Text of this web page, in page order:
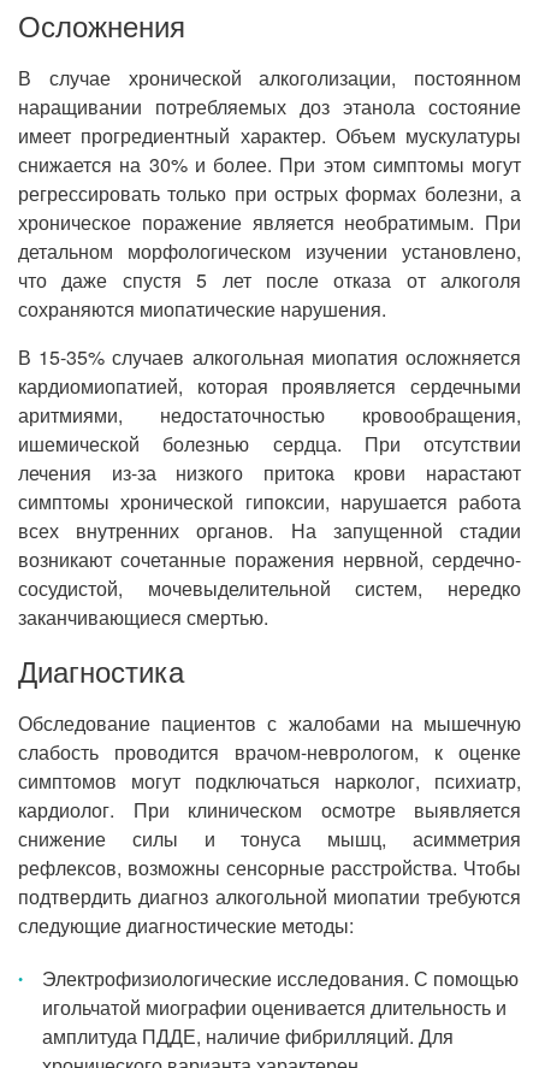
Осложнения
В случае хронической алкоголизации, постоянном
наращивании потребляемых доз этанола состояние
имеет прогредиентный характер. Объем мускулатуры
снижается на 30% и более. При этом симптомы могут
регрессировать только при острых формах болезни, а
хроническое поражение является необратимым. При
детальном морфологическом изучении установлено,
что даже спустя 5 лет после отказа от алкоголя
сохраняются миопатические нарушения.
В 15-35% случаев алкогольная миопатия осложняется
кардиомиопатией, которая проявляется сердечными
аритмиями, недостаточностью кровообращения,
ишемической болезнью сердца. При отсутствии
лечения из-за низкого притока крови нарастают
симптомы хронической гипоксии, нарушается работа
всех внутренних органов. На запущенной стадии
возникают сочетанные поражения нервной, сердечно-
сосудистой, мочевыделительной систем, нередко
заканчивающиеся смертью.
Диагностика
Обследование пациентов с жалобами на мышечную
слабость проводится врачом-неврологом, к оценке
симптомов могут подключаться нарколог, психиатр,
кардиолог. При клиническом осмотре выявляется
снижение силы и тонуса мышц, асимметрия
рефлексов, возможны сенсорные расстройства. Чтобы
подтвердить диагноз алкогольной миопатии требуются
следующие диагностические методы:
Электрофизиологические исследования. С помощью
игольчатой миографии оценивается длительность и
амплитуда ПДДЕ, наличие фибрилляций. Для